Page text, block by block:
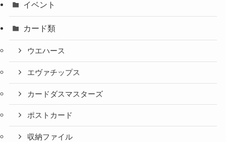
イベント
カード類
ウエハース
エヴァチップス
カードダスマスターズ
ポストカード
収納ファイル